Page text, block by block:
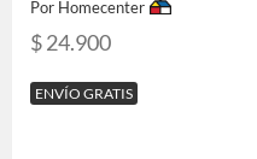
Por Homecenter
$ 24.900
ENVÍO GRATIS